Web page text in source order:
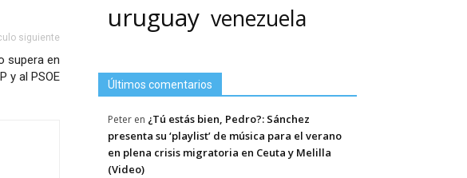
siguiente
supera en
y al PSOE
uruguay venezuela
Últimos comentarios
Peter en ¿Tú estás bien, Pedro?: Sánchez
presenta su ‘playlist’ de música para el verano
en plena crisis migratoria en Ceuta y Melilla
(Video)